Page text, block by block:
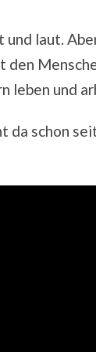
laut.
den
leben und
da schon